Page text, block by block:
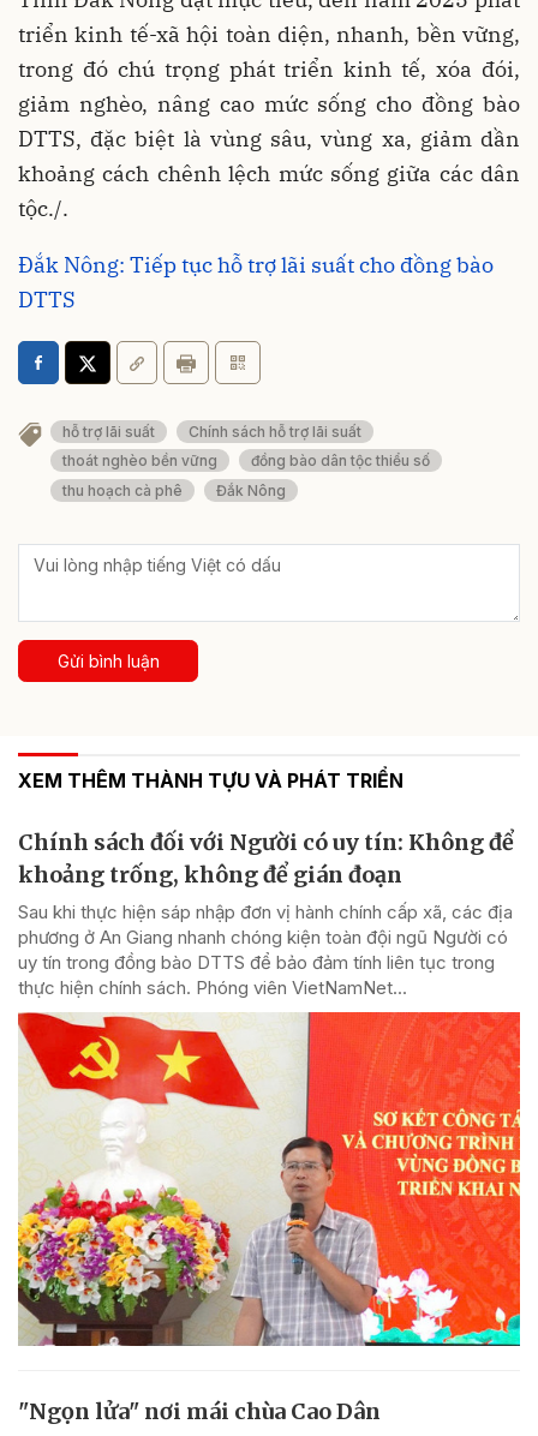
triển kinh tế-xã hội toàn diện, nhanh, bền vững,
trong đó chú trọng phát triển kinh tế, xóa đói,
giảm nghèo, nâng cao mức sống cho đồng bào
DTTS, đặc biệt là vùng sâu, vùng xa, giảm dần
khoảng cách chênh lệch mức sống giữa các dân
tộc./.
Đắk Nông: Tiếp tục hỗ trợ lãi suất cho đồng bào
DTTS
hỗ trợ lãi suất
Chính sách hỗ trợ lãi suất
thoát nghèo bền vững
đồng bào dân tộc thiểu số
thu hoạch cà phê
Đắk Nông
Gửi bình luận
XEM THÊM THÀNH TỰU VÀ PHÁT TRIỂN
Chính sách đối với Người có uy tín: Không để
khoảng trống, không để gián đoạn
Sau khi thực hiện sáp nhập đơn vị hành chính cấp xã, các địa
phương ở An Giang nhanh chóng kiện toàn đội ngũ Người có
uy tín trong đồng bào DTTS để bảo đảm tính liên tục trong
thực hiện chính sách. Phóng viên VietNamNet...
"Ngọn lửa" nơi mái chùa Cao Dân